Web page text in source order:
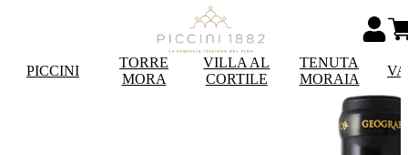
PICCINI
TORRE
MORA
VILLA AL
CORTILE
TENUTA
MORAIA